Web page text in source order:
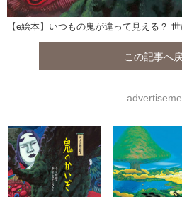
【e絵本】いつもの鬼が違って見える？
この記事へ